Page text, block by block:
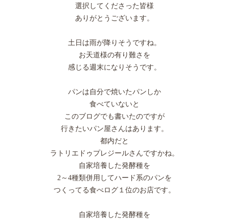
選択してくださった皆様
ありがとうございます。
土日は雨が降りそうですね。
お天道様の有り難さを
感じる週末になりそうです。
パンは自分で焼いたパンしか
食べていないと
このブログでも書いたのですが
行きたいパン屋さんはあります。
都内だと
ラトリエドゥプレジールさんですかね。
自家培養した発酵種を
2～4種類併用してハード系のパンを
つくってる食べログ１位のお店です。
自家培養した発酵種を